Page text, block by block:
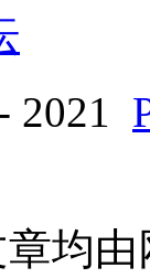
2021
均